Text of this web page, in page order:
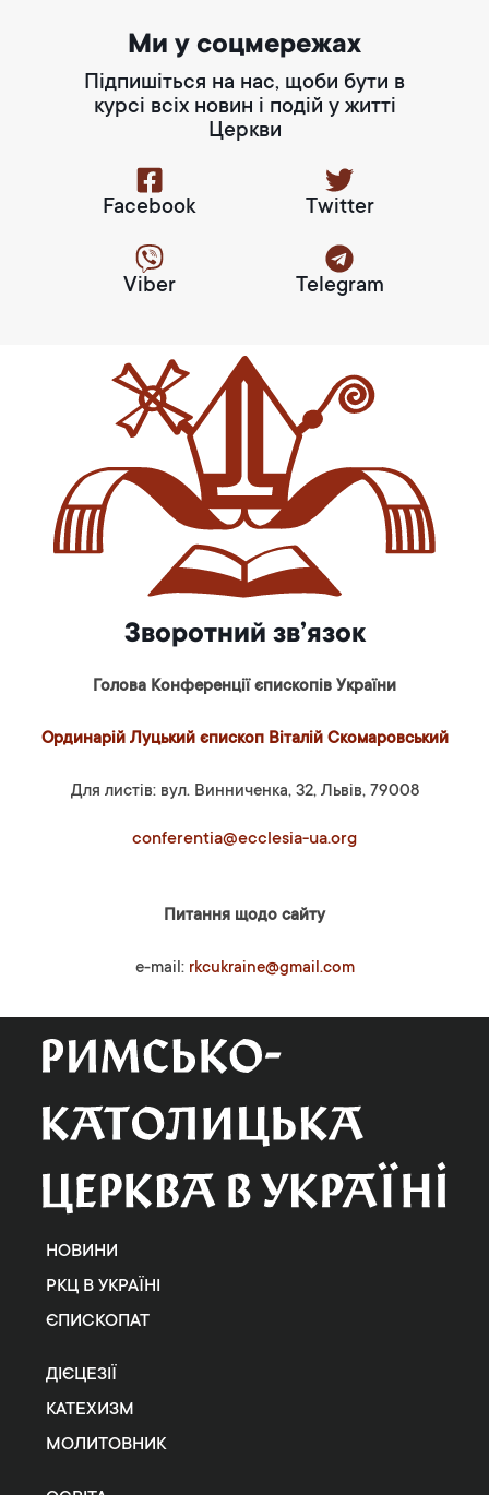
Ми у соцмережах
Підпишіться на нас, щоби бути в
курсі всіх новин і подій у житті
Церкви
Facebook Twitter
Viber Telegram
Зворотний зв’язок
Голова Конференції єпископів України
Ординарій Луцький єпископ Віталій Скомаровський
Для листів: вул. Винниченка, 32, Львів, 79008
conferentia@ecclesia-ua.org
Питання щодо сайту
e-mail: rkcukraine@gmail.com
НОВИНИ
РКЦ В УКРАЇНІ
ЄПИСКОПАТ
ДІЄЦЕЗІЇ
КАТЕХИЗМ
МОЛИТОВНИК